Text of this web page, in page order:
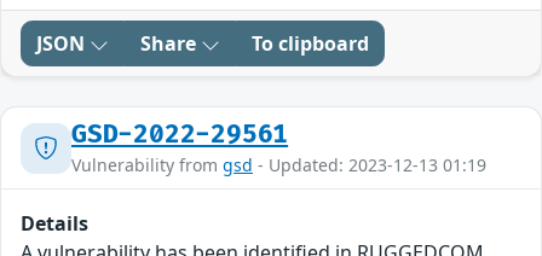
JSON Share To clipboard
GSD-2022-29561
Vulnerability from gsd - Updated: 2023-12-13 01:19
Details